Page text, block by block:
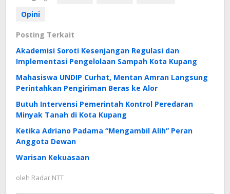
Opini
Posting Terkait
Akademisi Soroti Kesenjangan Regulasi dan
Implementasi Pengelolaan Sampah Kota Kupang
Mahasiswa UNDIP Curhat, Mentan Amran Langsung
Perintahkan Pengiriman Beras ke Alor
Butuh Intervensi Pemerintah Kontrol Peredaran
Minyak Tanah di Kota Kupang
Ketika Adriano Padama “Mengambil Alih” Peran
Anggota Dewan
Warisan Kekuasaan
oleh Radar NTT